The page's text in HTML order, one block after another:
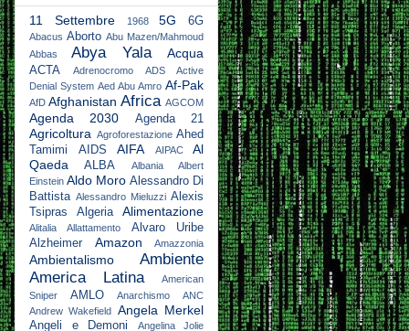
11 Settembre
1968 5G 6G
Abacus Aborto Abu Mazen/Mahmoud
Abbas
Abya Yala Acqua
ACTA Adrenocromo
ADS Active
Denial System Aed Abu Amro Af-Pak
AfD Afghanistan Africa AGCOM
Agenda 2030 Agenda 21
Agricoltura Agroforestazione Ahed
Tamimi
AIDS AIFA AIPAC
Al
Qaeda
ALBA Albania
Albert
Einstein Aldo Moro Alessandro Di
Battista Alessandro Mieluzzi Alexis
Tsipras
Algeria Alimentazione
Alitalia Allattamento
Alvaro Uribe
Alzheimer
Amazon Amazzonia
Ambientalismo
Ambiente
America Latina
American
Sniper
AMLO Anarchismo
ANC
Andrew Wakefield Angela Merkel
Angeli e Demoni Angelina Jolie